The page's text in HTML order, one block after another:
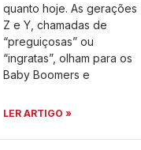
quanto hoje. As gerações
Z e Y, chamadas de
“preguiçosas” ou
“ingratas”, olham para os
Baby Boomers e
LER ARTIGO »